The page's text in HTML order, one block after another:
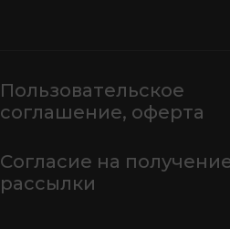
Пользовательское
соглашение, оферта
Согласие на
рассылки